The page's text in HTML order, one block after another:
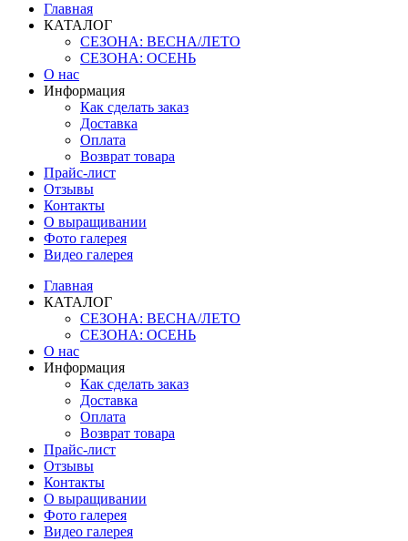
Главная
КАТАЛОГ
СЕЗОНА: ВЕСНА/ЛЕТО
СЕЗОНА: ОСЕНЬ
О нас
Информация
Как сделать заказ
Доставка
Оплата
Возврат товара
Прайс-лист
Отзывы
Контакты
О выращивании
Фото галерея
Видео галерея
Главная
КАТАЛОГ
СЕЗОНА: ВЕСНА/ЛЕТО
СЕЗОНА: ОСЕНЬ
О нас
Информация
Как сделать заказ
Доставка
Оплата
Возврат товара
Прайс-лист
Отзывы
Контакты
О выращивании
Фото галерея
Видео галерея